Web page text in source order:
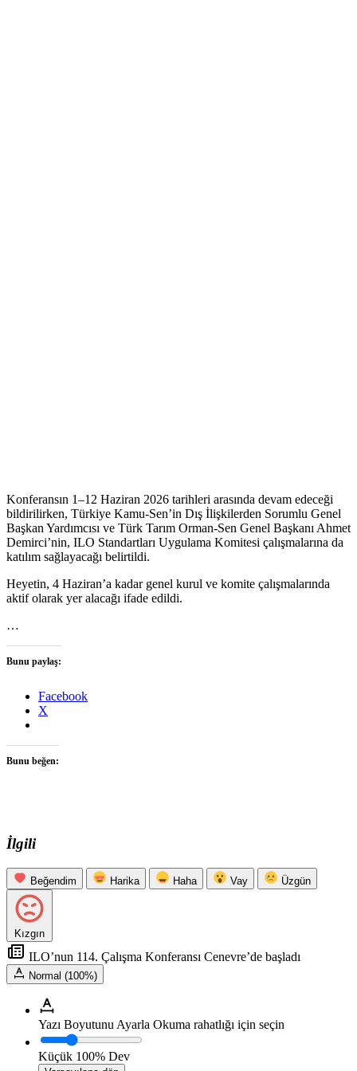
Konferansın 1–12 Haziran 2026 tarihleri arasında devam edeceği
bildirilirken, Türkiye Kamu-Sen’in Dış İlişkilerden Sorumlu Genel
Başkan Yardımcısı ve Türk Tarım Orman-Sen Genel Başkanı Ahmet
Demirci’nin, ILO Standartları Uygulama Komitesi çalışmalarına da
katılım sağlayacağı belirtildi.
Heyetin, 4 Haziran’a kadar genel kurul ve komite çalışmalarında
aktif olarak yer alacağı ifade edildi.
…
Bunu paylaş:
Facebook
X
Bunu beğen:
İlgili
Beğendim Harika Haha Vay Üzgün
Kızgın
ILO’nun 114. Çalışma Konferansı Cenevre’de başladı
Normal (100%)
Yazı Boyutunu Ayarla Okuma rahatlığı için seçin
Küçük 100% Dev